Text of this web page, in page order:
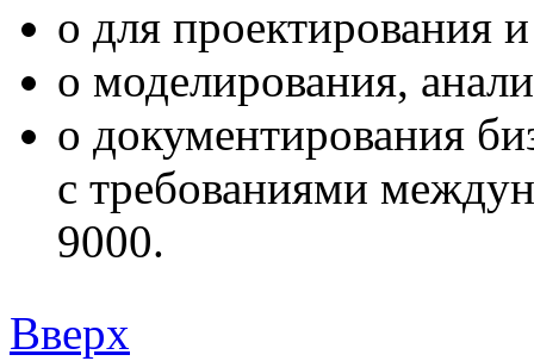
o для проектирования
o моделирования,
o документирования
с требованиями
9000.
Вверх